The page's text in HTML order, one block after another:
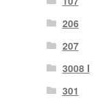
206
207
3008 I
301